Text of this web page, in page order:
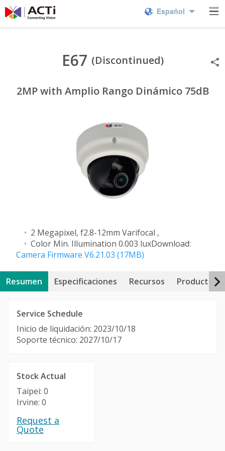
Español
E67 (Discontinued)
2MP with Amplio Rango Dinámico 75dB
2 Megapixel, f2.8-12mm Varifocal ,
Color Min. Illumination 0.003 luxDownload:
Camera Firmware V6.21.03 (17MB)
Resumen Especificaciones Recursos Productos
Service Schedule
Inicio de liquidación: 2023/10/18
Soporte técnico: 2027/10/17
Stock Actual
Taipei: 0
Irvine: 0
Request a
Quote